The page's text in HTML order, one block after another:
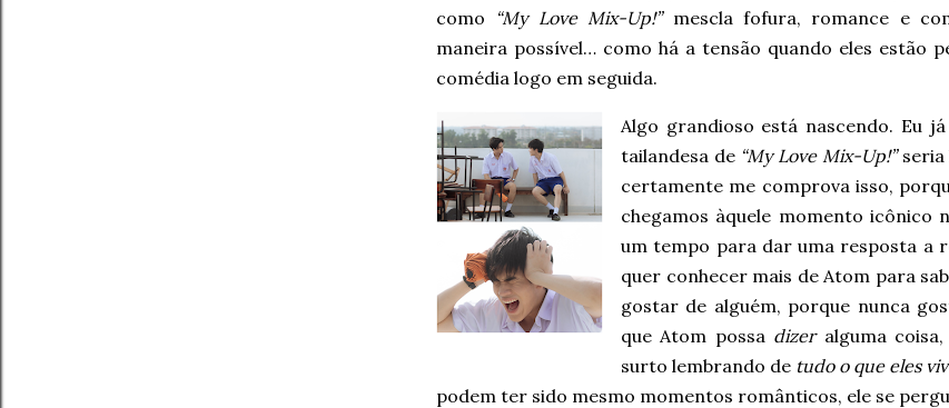
como
“My Love Mix-Up!”mescla fofura, romance e
maneira possível… como há a tensão quando eles estão
comédia logo em seguida.
Algo grandioso está nascendo. Eu
tailandesa de “My Love Mix-Up!”seria
certamente me comprova isso,
chegamos àquele momento icônico
um tempo para dar uma resposta a
quer conhecer mais de Atom para
gostar de alguém, porque nunca
que Atom possa dizeralguma
surto lembrando de tudo o que eles
podem ter sido mesmo momentos românticos, ele se